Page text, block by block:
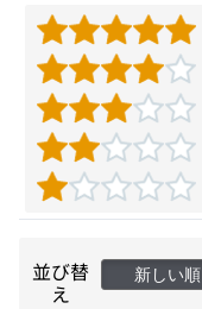
並び替
え
新しい順